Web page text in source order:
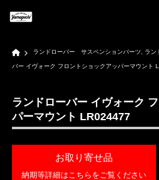
Home
ランドローバー サスペンションパーツ ラン
バー イヴォーク フロントショックアッパーマウント
ランドローバー イヴォーク
パーマウント LR024477
お取り寄せ品
納期等詳細はこちらをご覧ください